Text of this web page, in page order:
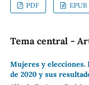
PDF EPUB
Tema central -
Mujeres y elecciones.
de 2020 y sus